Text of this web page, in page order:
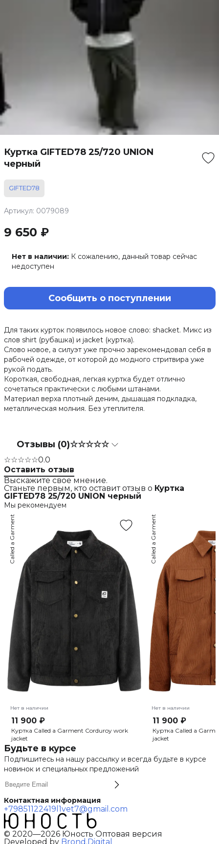
Куртка GIFTED78 25/720 UNION
черный
GIFTED78
Артикул: 0079089
9 650 ₽
Нет в наличии: К сожалению, данный товар сейчас
недоступен
Сообщить о поступлении
Для таких курток появилось новое слово: shacket. Микс из
слов shirt (рубашка) и jacket (куртка).
Слово новое, а силуэт уже прочно зарекомендовал себя в
рабочей одежде, от которой до модного стритвира уже
рукой подать.
Короткая, свободная, легкая куртка будет отлично
сочетаться практически с любыми штанами.
Материал верха плотный деним, дышащая подкладка,
металлическая молния. Без утеплителя.
Отзывы (0)☆☆☆☆☆
☆☆☆☆☆0.0
Оставить отзыв
Выскажите свое мнение.
Станьте первым, кто оставит отзыв о Куртка
GIFTED78 25/720 UNION черный
Мы рекомендуем
Нет в наличии
Called a Garment
11 900 ₽
Куртка Called a Garment Corduroy work
jacket
Нет в наличии
Called a Garment
11 900 ₽
Куртка Called a
jacket
Будьте в курсе
Подпишитесь на нашу рассылку и всегда будьте в курсе
новинок и специальных предложений
Контактная информация
+79851122419 l1vet7@gmail.com
© 2020—2026 Юность Оптовая версия
Developed by Brond.Digital